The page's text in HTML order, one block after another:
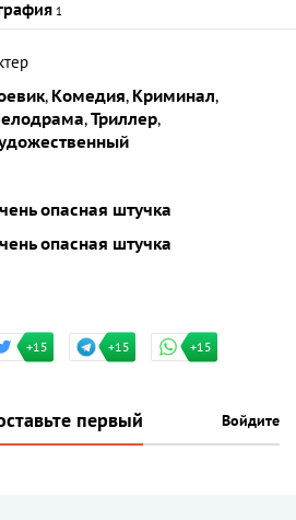
1
, Комедия, Криминал,
,Триллер,
опасная штучка
опасная штучка
+15 +15 +15
первый Войдите